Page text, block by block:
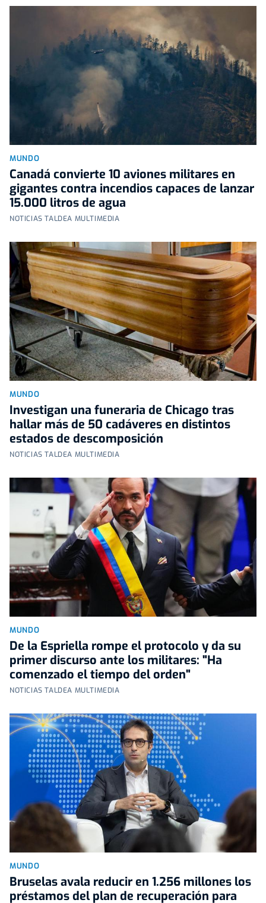
MUNDO
Canadá convierte 10 aviones militares en
gigantes contra incendios capaces de lanzar
15.000 litros de agua
NOTICIAS TALDEA MULTIMEDIA
MUNDO
Investigan una funeraria de Chicago tras
hallar más de 50 cadáveres en distintos
estados de descomposición
NOTICIAS TALDEA MULTIMEDIA
MUNDO
De la Espriella rompe el protocolo y da su
primer discurso ante los militares: "Ha
comenzado el tiempo del orden"
NOTICIAS TALDEA MULTIMEDIA
MUNDO
Bruselas avala reducir en 1.256 millones los
préstamos del plan de recuperación para